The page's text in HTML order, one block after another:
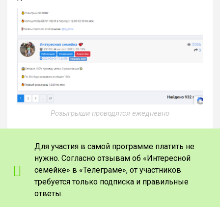
Розыгрыши проводятся ежедневно
Для участия в самой программе платить не
нужно. Согласно отзывам об «Интересной
семейке» в «Телеграме», от участников
требуется только подписка и правильные
ответы.